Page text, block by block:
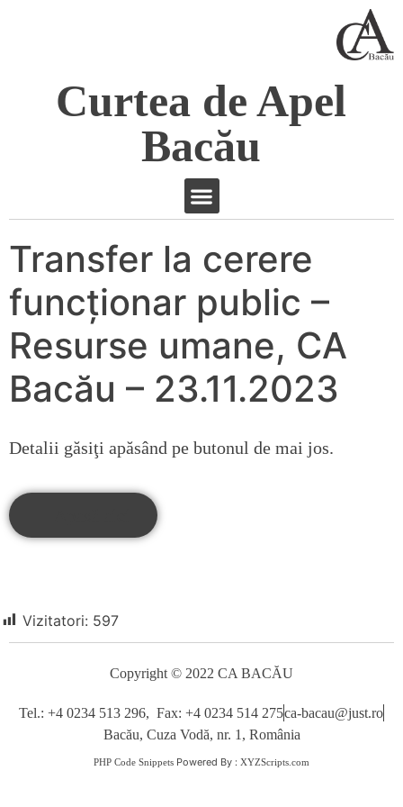
Curtea de Apel
Bacău
Transfer la cerere
funcţionar public –
Resurse umane, CA
Bacău – 23.11.2023
Detalii găsiţi apăsând pe butonul de mai jos.
Vizitatori: 597
Copyright © 2022 CA BACĂU
Tel.: +4 0234 513 296, Fax: +4 0234 514 275ca-bacau@just.ro
Bacău, Cuza Vodă, nr. 1, România
PHP Code Snippets Powered By : XYZScripts.com